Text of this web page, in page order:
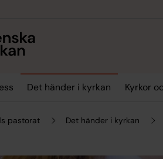
Det händer i kyrkan Kyrkor
pastorat Det händer i kyrkan